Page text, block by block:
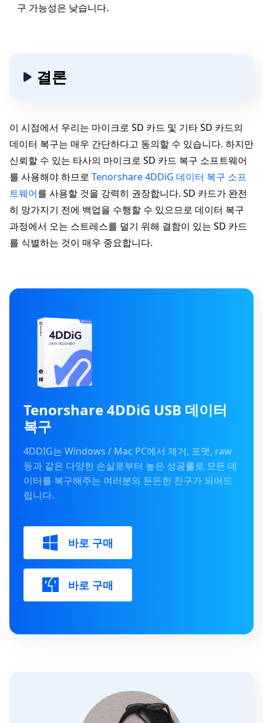
구 가능성은 낮습니다.
결론
이 시점에서 우리는 마이크로 SD 카드 및 기타 SD 카드의
데이터 복구는 매우 간단하다고 동의할 수 있습니다. 하지만
신뢰할 수 있는 타사의 마이크로 SD 카드 복구 소프트웨어
를 사용해야 하므로 Tenorshare 4DDiG 데이터 복구 소프
트웨어를 사용할 것을 강력히 권장합니다. SD 카드가 완전
히 망가지기 전에 백업을 수행할 수 있으므로 데이터 복구
과정에서 오는 스트레스를 덜기 위해 결함이 있는 SD 카드
를 식별하는 것이 매우 중요합니다.
Tenorshare 4DDiG USB 데이터
복구
4DDIG는 Windows / Mac PC에서 제거, 포맷, raw
등과 같은 다양한 손실로부터 높은 성공률로 모든 데
이터를 복구해주는 여러분의 든든한 친구가 되어드
립니다.
바로 구매
바로 구매